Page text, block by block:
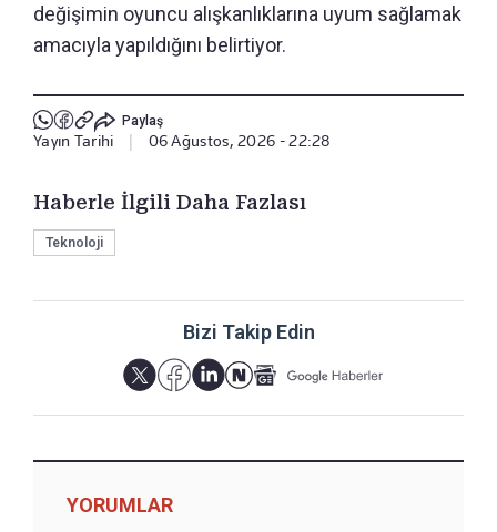
değişimin oyuncu alışkanlıklarına uyum sağlamak
amacıyla yapıldığını belirtiyor.
Paylaş
Yayın Tarihi 06 Ağustos, 2026 - 22:28
Haberle İlgili Daha Fazlası
Teknoloji
Bizi Takip Edin
YORUMLAR